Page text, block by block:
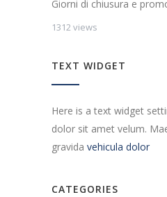
Giorni di chiusura e
1312 views
TEXT WIDGET
Here is a text widget
dolor sit amet velum.
gravida vehicula dolor
CATEGORIES